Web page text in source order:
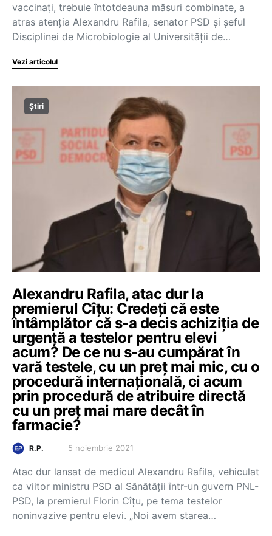
vaccinați, trebuie întotdeauna măsuri combinate, a
atras atenția Alexandru Rafila, senator PSD și şeful
Disciplinei de Microbiologie al Universităţii de…
Vezi articolul
Știri
Alexandru Rafila, atac dur la
premierul Cîțu: Credeți că este
întâmplător că s-a decis achiziția de
urgență a testelor pentru elevi
acum? De ce nu s-au cumpărat în
vară testele, cu un preț mai mic, cu o
procedură internațională, ci acum
prin procedură de atribuire directă
cu un preț mai mare decât în
farmacie?
R.P. 5 noiembrie 2021
Atac dur lansat de medicul Alexandru Rafila, vehiculat
ca viitor ministru PSD al Sănătății într-un guvern PNL-
PSD, la premierul Florin Cîțu, pe tema testelor
noninvazive pentru elevi. „Noi avem starea…